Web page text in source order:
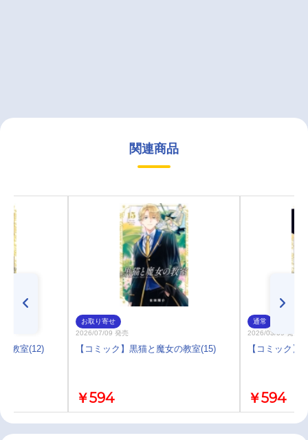
関連商品
教室(12)
お取り寄せ
2026/07/09 発売
【コミック】黒猫と魔女の教室(15)
￥594
通常
2026/03/09 発売
【コミック】
￥594